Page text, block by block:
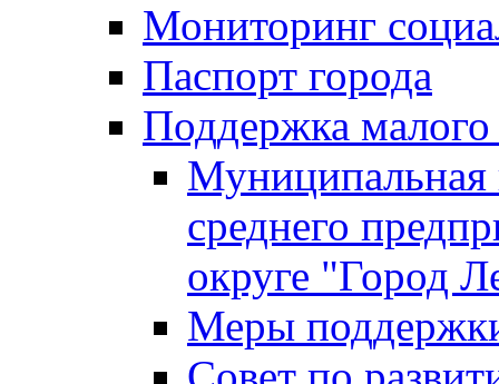
Мониторинг
Паспорт города
Поддержка малого
Муниципальная
среднего
округе "Город
Меры